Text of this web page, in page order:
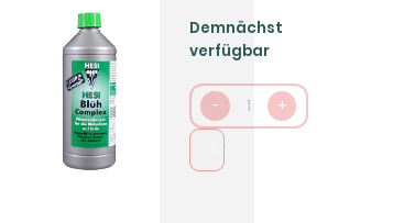
Demnächst
verfügbar
- 1 +